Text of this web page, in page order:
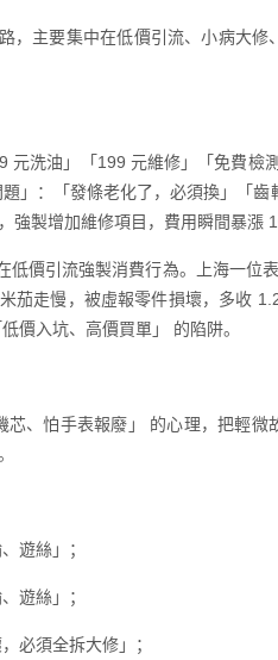
，主要集中在低價引流、小病大修
元洗油」「199 元維修」「免費檢
」：「發條老化了，必須換」「齒
製增加維修項目，費用瞬間暴漲
價引流強製消費行為。上海一位
茄走慢，被虛報零件損壞，多收
價入坑、高價買單」 的陷阱。
、怕手表報廢」 的心理，把輕微
遊絲」；
遊絲」；
必須全拆大修」；